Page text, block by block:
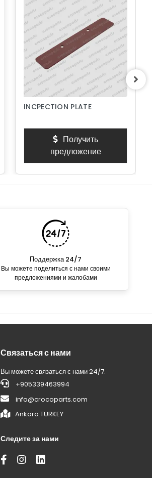
INCPECTION PLATE
Получить
предложение
Поддержка 24/7
Вы можете поделиться с нами своими
предложениями и жалобами
Связаться с нами
Вы можете связаться с нами 24/7.
+905339463994
info@crocoparts.com
Ankara TURKEY
Следите за нами